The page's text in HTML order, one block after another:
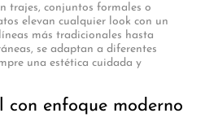
trajes, conjuntos formales o
elevan cualquier look con un
más tradicionales hasta
se adaptan a diferentes
una estética cuidada y
con enfoque moderno